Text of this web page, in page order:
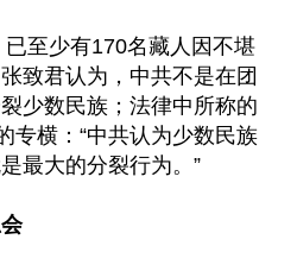
至少有170名藏人因不堪
致君认为，中共不是在团
少数民族；法律中所称的
专横：“中共认为少数民族
最大的分裂行为。”